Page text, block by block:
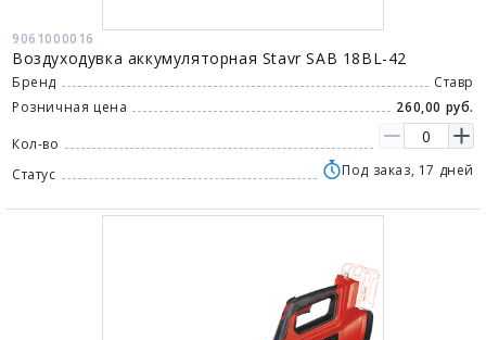
9061000016
Воздуходувка аккумуляторная Stavr SAB 18BL-42
Бренд
Ставр
Розничная цена
260,00 руб.
Кол-во
Статус
Под заказ, 17 дней